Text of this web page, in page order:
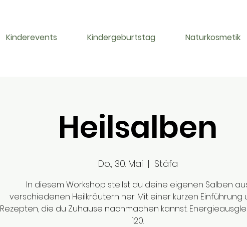
Kinderevents Kindergeburtstag Naturkosmetik
Heilsalben
Do., 30. Mai
  |
Stäfa
In diesem Workshop stellst du deine eigenen Salben
verschiedenen Heilkräutern her. Mit einer kurzen Einführung
Rezepten, die du Zuhause nachmachen kannst.
120.